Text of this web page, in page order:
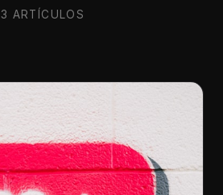
3 ARTÍCULOS